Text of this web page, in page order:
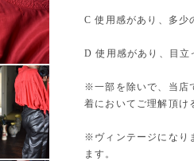
C 使用感があり、多少
D 使用感があり、目立
※一部を除いで、当店
着においてご理解頂け
※ヴィンテージになり
ます。